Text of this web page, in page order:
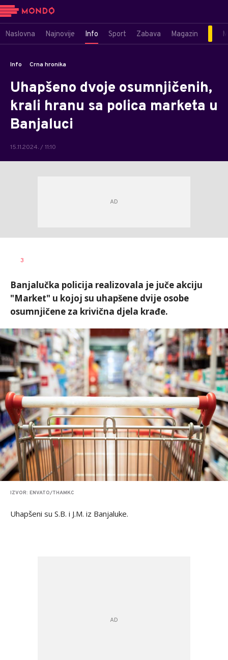
Naslovna Najnovije Info Sport Zabava Magazin
Info Crna hronika
Uhapšeno dvoje osumnjičenih,
krali hranu sa polica marketa u
Banjaluci
15.11.2024. / 11:10
AUTOR
3
Banjalučka policija realizovala je juče akciju
"Market" u kojoj su uhapšene dvije osobe
osumnjičene za krivična djela krađe.
IZVOR: ENVATO/THAMKC
Uhapšeni su S.B. i J.M. iz Banjaluke.